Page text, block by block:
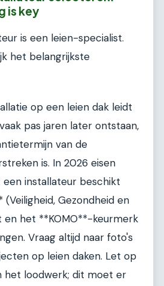
is key
is een leien-specialist.
het belangrijkste
op een leien dak leidt
pas jaren later ontstaan,
van de
is. In 2026 eisen
een installateur beschikt
Gezondheid en
en het **KOMO**-keurmerk
Vraag altijd naar foto's
op leien daken. Let op
het loodwerk; dit moet er